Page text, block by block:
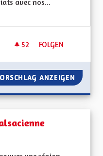
avec nos...
52 52 FOLLOWER
FOLGEN
PARTENARIAT
ANZEIGEN